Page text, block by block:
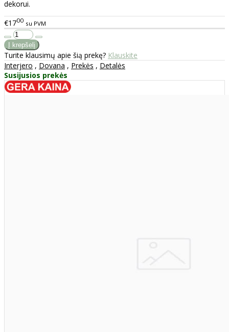
dekorui.
€1700 su PVM
Turite klausimų apie šią prekę? Klauskite
Interjero , Dovana , Prekės , Detalės
Susijusios prekės